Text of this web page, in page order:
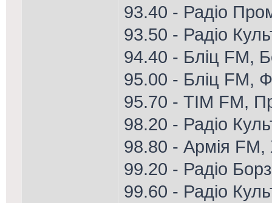
93.40 - Радіо
93.50 - Радіо
94.40 - Бліц FM,
95.00 - Бліц FM,
95.70 - ТІМ FM,
98.20 - Радіо
98.80 - Армія
99.20 - Радіо
99.60 - Радіо